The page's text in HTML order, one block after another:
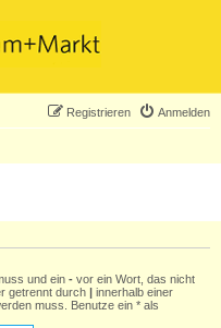
Anmelden
Registrieren
und ein - vor ein Wort, das nicht
getrennt durch | innerhalb einer
muss. Benutze ein * als